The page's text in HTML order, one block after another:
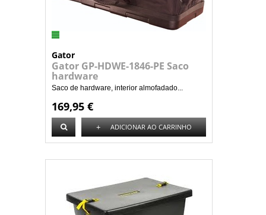
Gator
Gator GP-HDWE-1846-PE Saco
hardware
Saco de hardware, interior almofadado...
169,95 €
+ ADICIONAR AO CARRINHO